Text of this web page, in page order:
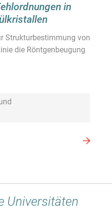
in
Strukturbestimmung von
die Röntgenbeugung
Universitäten